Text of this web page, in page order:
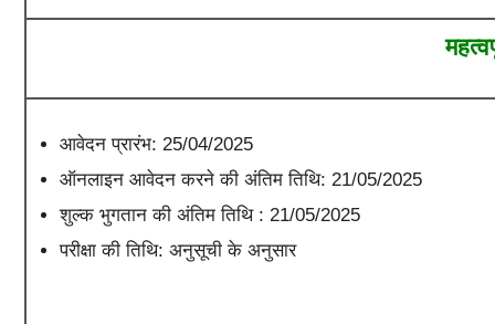
आवेदन प्रारंभ: 25/04/2025
ऑनलाइन आवेदन करने की अंतिम तिथि: 21/05/2025
शुल्क भुगतान की अंतिम तिथि : 21/05/2025
परीक्षा की तिथि: अनुसूची के अनुसार